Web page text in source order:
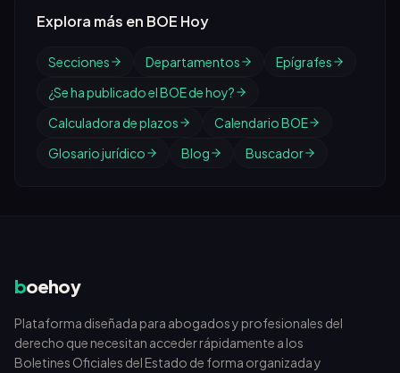
Explora más en BOE Hoy
Secciones Departamentos
Epígrafes
¿Se ha publicado el BOE de hoy?
Calculadora de plazos
Calendario BOE
Glosario jurídico
Blog Buscador
boehoy
Plataforma diseñada para abogados y profesionales del
derecho que necesitan acceder rápidamente a los
Boletines Oficiales del Estado de forma organizada y